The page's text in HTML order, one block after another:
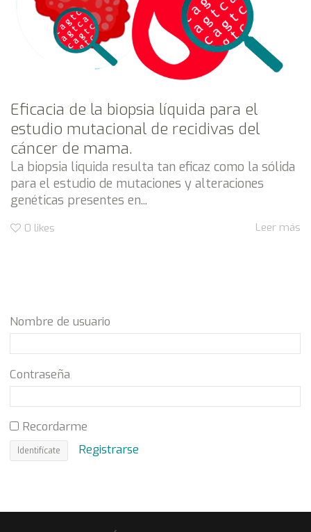
Eficacia de la biopsia líquida para el
estudio mutacional de recidivas del
cáncer de mama.
La biopsia liquida resulta tan eficaz como la sólida
para el estudio de mutaciones y alteraciones
genéticas presentes en...
0 likes Leer más
Nombre de usuario
Contraseña
Recordarme
Registrarse